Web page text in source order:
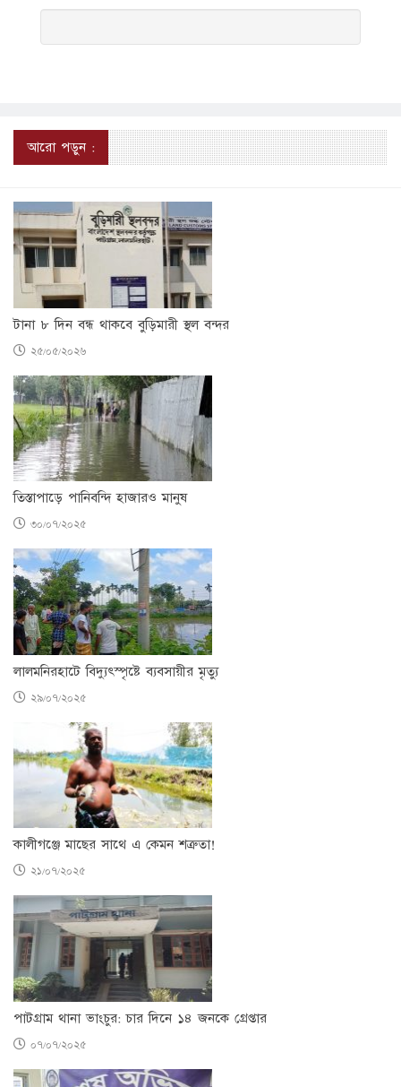
আরো পড়ুন :
টানা ৮ দিন বন্ধ থাকবে বুড়িমারী স্থল বন্দর
২৫/০৫/২০২৬
তিস্তাপাড়ে পানিবন্দি হাজারও মানুষ
৩০/০৭/২০২৫
লালমনিরহাটে বিদ্যুৎস্পৃষ্টে ব্যবসায়ীর মৃত্যু
২৯/০৭/২০২৫
কালীগঞ্জে মাছের সাথে এ কেমন শত্রুতা!
২১/০৭/২০২৫
পাটগ্রাম থানা ভাংচুর: চার দিনে ১৪ জনকে গ্রেপ্তার
০৭/০৭/২০২৫